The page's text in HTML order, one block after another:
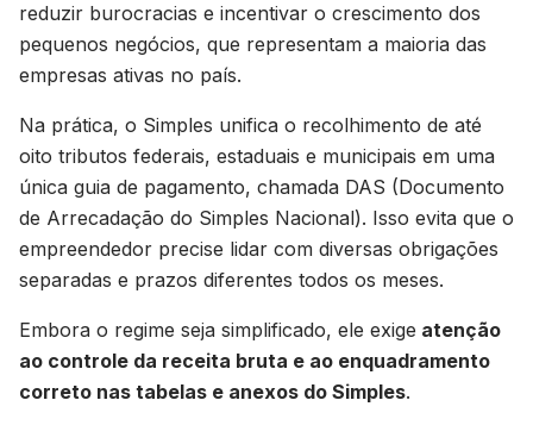
reduzir burocracias e incentivar o crescimento dos
pequenos negócios, que representam a maioria das
empresas ativas no país.
Na prática, o Simples unifica o recolhimento de até
oito tributos federais, estaduais e municipais em uma
única guia de pagamento, chamada DAS (Documento
de Arrecadação do Simples Nacional). Isso evita que o
empreendedor precise lidar com diversas obrigações
separadas e prazos diferentes todos os meses.
Embora o regime seja simplificado, ele exige atenção
ao controle da receita bruta e ao enquadramento
correto nas tabelas e anexos do Simples.